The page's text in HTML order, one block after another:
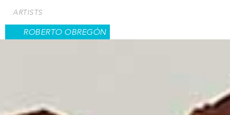
main
content
ARTISTS
ROBERTO OBREGÓN